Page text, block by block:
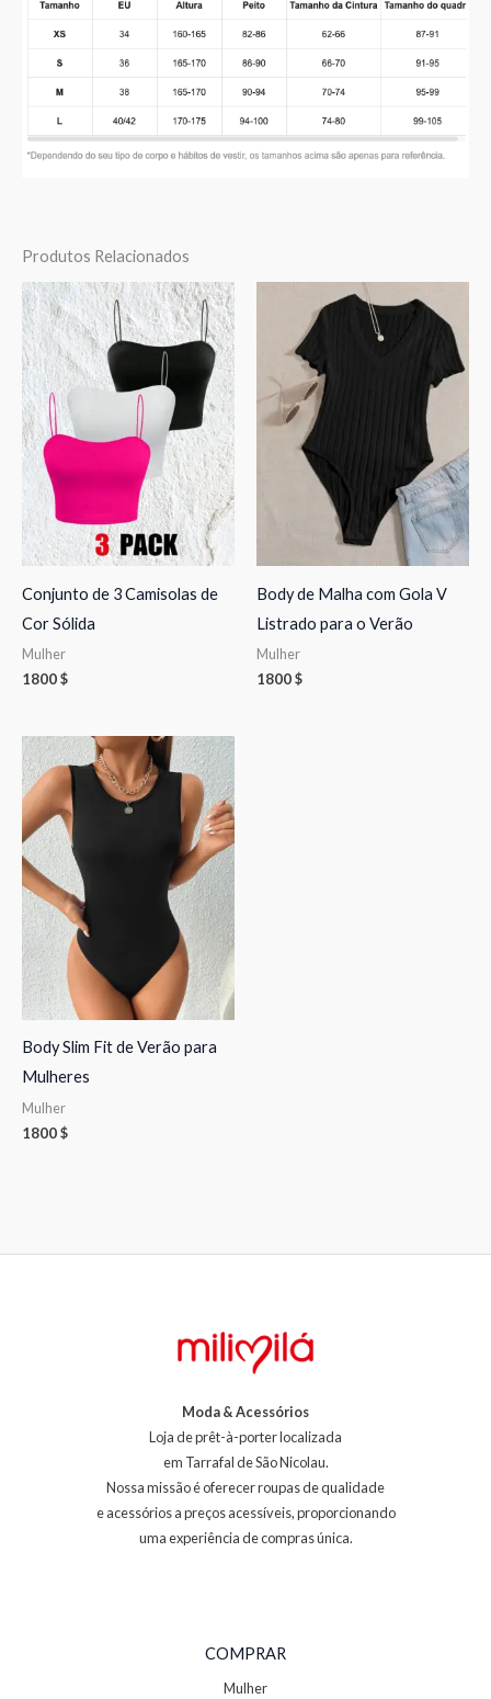
Produtos Relacionados
Conjunto de 3 Camisolas de
Cor Sólida
Mulher
1800$
Body de Malha com Gola V
Listrado para o Verão
Mulher
1800$
Body Slim Fit de Verão para
Mulheres
Mulher
1800$
Moda & Acessórios
Loja de prêt-à-porter localizada
em Tarrafal de São Nicolau.
Nossa missão é oferecer roupas de qualidade
e acessórios a preços acessíveis, proporcionando
uma experiência de compras única.
COMPRAR
Mulher